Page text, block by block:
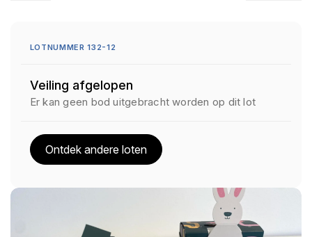
LOTNUMMER 132-12
Veiling afgelopen
Er kan geen bod uitgebracht worden op dit lot
Ontdek andere loten